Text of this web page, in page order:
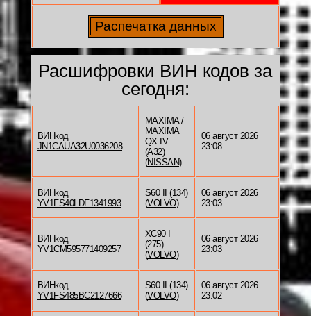
Расшифровки ВИН кодов за
сегодня:
ВИНкод
JN1CAUA32U0036208
MAXIMA /
MAXIMA
QX IV
(A32)
(NISSAN)
06 август 2026
23:08
ВИНкод
YV1FS40LDF1341993
S60 II (134)
(VOLVO)
06 август 2026
23:03
ВИНкод
YV1CM595771409257
XC90 I
(275)
(VOLVO)
06 август 2026
23:03
ВИНкод
YV1FS485BC2127666
S60 II (134)
(VOLVO)
06 август 2026
23:02